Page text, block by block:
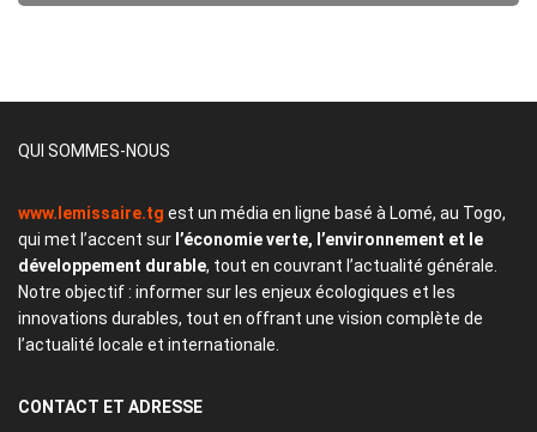
QUI SOMMES-NOUS
www.lemissaire.tg est un média en ligne basé à Lomé, au Togo,
qui met l’accent sur l’économie verte, l’environnement et le
développement durable, tout en couvrant l’actualité générale.
Notre objectif : informer sur les enjeux écologiques et les
innovations durables, tout en offrant une vision complète de
l’actualité locale et internationale.
CONTACT ET ADRESSE